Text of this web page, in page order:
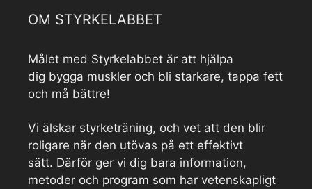
OM STYRKELABBET
Målet med Styrkelabbet är att hjälpa
dig bygga muskler och bli starkare, tappa fett
och må bättre!
Vi älskar styrketräning, och vet att den blir
roligare när den utövas på ett effektivt
sätt. Därför ger vi dig bara information,
metoder och program som har vetenskapligt